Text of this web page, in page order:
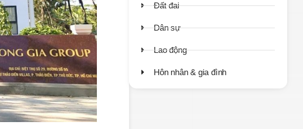
Đất đai
Dân sự
Lao động
Hôn nhân & gia đình